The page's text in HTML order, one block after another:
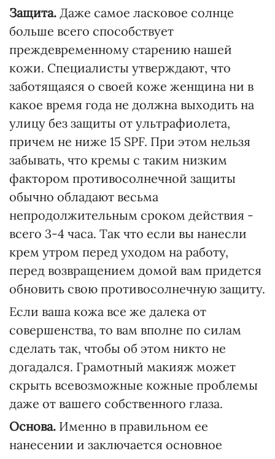
Защита. Даже самое ласковое солнце
больше всего способствует
преждевременному старению нашей
кожи. Специалисты утверждают, что
заботящаяся о своей коже женщина ни в
какое время года не должна выходить на
улицу без защиты от ультрафиолета,
причем не ниже 15 SPF. При этом нельзя
забывать, что кремы с таким низким
фактором противосолнечной защиты
обычно обладают весьма
непродолжительным сроком действия -
всего 3-4 часа. Так что если вы нанесли
крем утром перед уходом на работу,
перед возвращением домой вам придется
обновить свою противосолнечную защиту.
Если ваша кожа все же далека от
совершенства, то вам вполне по силам
сделать так, чтобы об этом никто не
догадался. Грамотный макияж может
скрыть всевозможные кожные проблемы
даже от вашего собственного глаза.
Основа. Именно в правильном ее
нанесении и заключается основное